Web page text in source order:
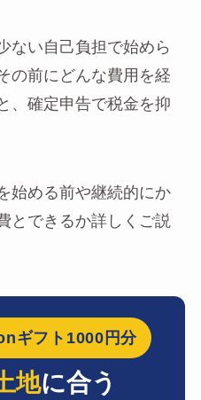
ない自己負担で始めら
の前にどんな費用を経
、確定申告で税金を抑
始める前や継続的にか
とできるか詳しくご説
ギフト1000円分
地に合う